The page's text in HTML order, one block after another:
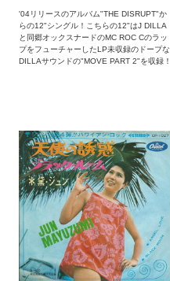
'04リリースのアルバム"THE DISRUPT"か
らの12"シングル！こちらの12"はJ DILLA
と同郷オックスナードのMC ROC Cのラッ
プをフューチャーしたLP未収録のドープな
DILLAサウンドの"MOVE PART 2"を収録！